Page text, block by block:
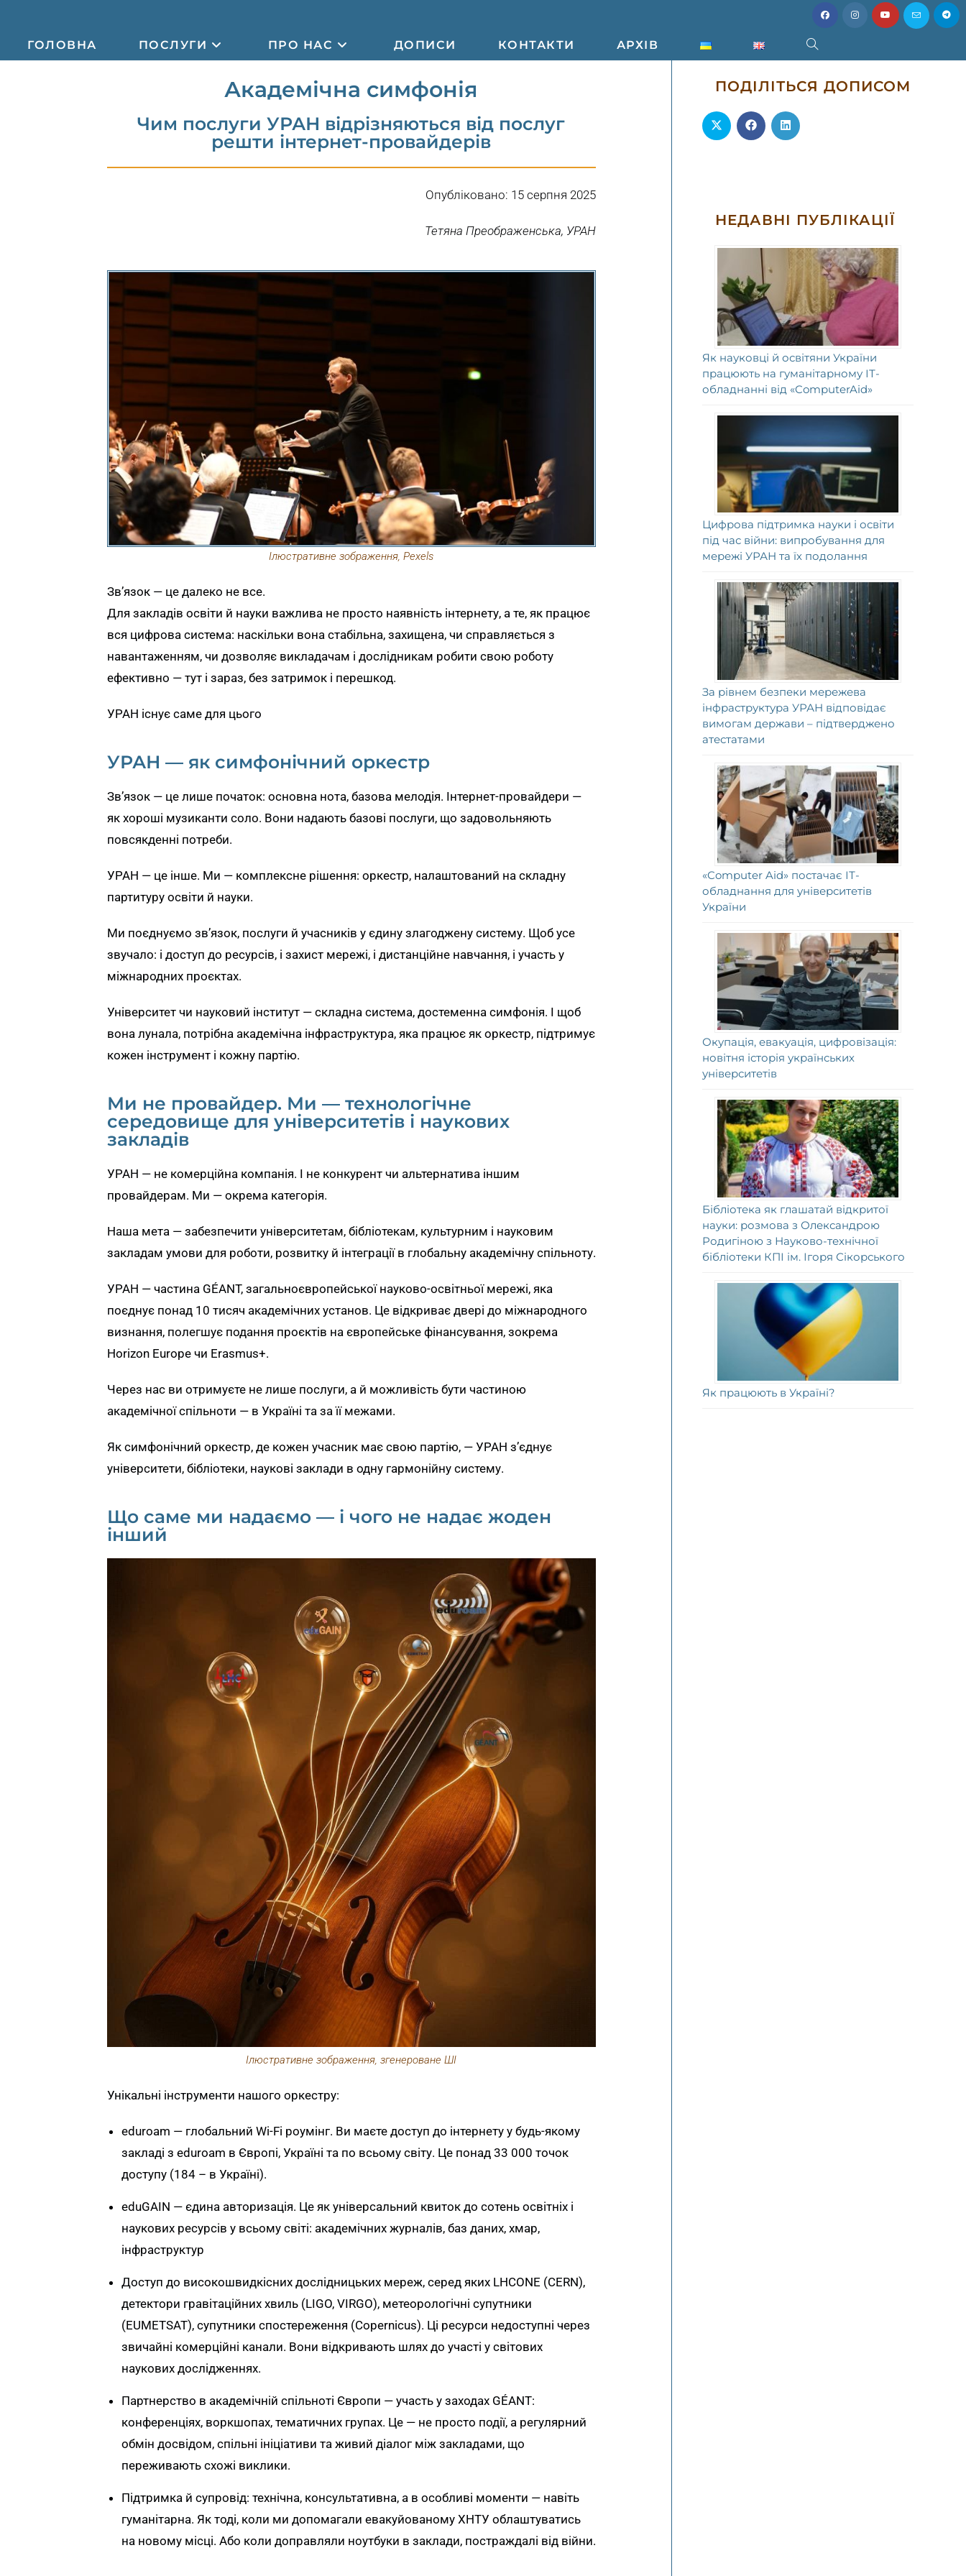
ГОЛОВНА ПОСЛУГИ ПРО НАС ДОПИСИ КОНТАКТИ АРХІВ
Академічна симфонія
Чим послуги УРАН відрізняються від послуг
решти інтернет-провайдерів
Опубліковано: 15 серпня 2025
Тетяна Преображенська, УРАН
Ілюстративне зображення, Pexels
Зв’язок — це далеко не все.
Для закладів освіти й науки важлива не просто наявність інтернету, а те, як працює
вся цифрова система: наскільки вона стабільна, захищена, чи справляється з
навантаженням, чи дозволяє викладачам і дослідникам робити свою роботу
ефективно — тут і зараз, без затримок і перешкод.
УРАН існує саме для цього
УРАН — як симфонічний оркестр
Зв’язок — це лише початок: основна нота, базова мелодія. Інтернет-провайдери —
як хороші музиканти соло. Вони надають базові послуги, що задовольняють
повсякденні потреби.
УРАН — це інше. Ми — комплексне рішення: оркестр, налаштований на складну
партитуру освіти й науки.
Ми поєднуємо зв’язок, послуги й учасників у єдину злагоджену систему. Щоб усе
звучало: і доступ до ресурсів, і захист мережі, і дистанційне навчання, і участь у
міжнародних проєктах.
Університет чи науковий інститут — складна система, достеменна симфонія. І щоб
вона лунала, потрібна академічна інфраструктура, яка працює як оркестр, підтримує
кожен інструмент і кожну партію.
Ми не провайдер. Ми — технологічне
середовище для університетів і наукових
закладів
УРАН — не комерційна компанія. І не конкурент чи альтернатива іншим
провайдерам. Ми — окрема категорія.
Наша мета — забезпечити університетам, бібліотекам, культурним і науковим
закладам умови для роботи, розвитку й інтеграції в глобальну академічну спільноту.
УРАН — частина GÉANT, загальноєвропейської науково-освітньої мережі, яка
поєднує понад 10 тисяч академічних установ. Це відкриває двері до міжнародного
визнання, полегшує подання проєктів на європейське фінансування, зокрема
Horizon Europe чи Erasmus+.
Через нас ви отримуєте не лише послуги, а й можливість бути частиною
академічної спільноти — в Україні та за її межами.
Як симфонічний оркестр, де кожен учасник має свою партію, — УРАН з’єднує
університети, бібліотеки, наукові заклади в одну гармонійну систему.
Що саме ми надаємо — і чого не надає жоден
інший
Ілюстративне зображення, згенероване ШІ
Унікальні інструменти нашого оркестру:
eduroam — глобальний Wi-Fi роумінг. Ви маєте доступ до інтернету у будь-якому
закладі з eduroam в Європі, Україні та по всьому світу. Це понад 33 000 точок
доступу (184 – в Україні).
eduGAIN — єдина авторизація. Це як універсальний квиток до сотень освітніх і
наукових ресурсів у всьому світі: академічних журналів, баз даних, хмар,
інфраструктур
Доступ до високошвидкісних дослідницьких мереж, серед яких LHCONE (CERN),
детектори гравітаційних хвиль (LIGO, VIRGO), метеорологічні супутники
(EUMETSAT), супутники спостереження (Copernicus). Ці ресурси недоступні через
звичайні комерційні канали. Вони відкривають шлях до участі у світових
наукових дослідженнях.
Партнерство в академічній спільноті Європи — участь у заходах GÉANT:
конференціях, воркшопах, тематичних групах. Це — не просто події, а регулярний
обмін досвідом, спільні ініціативи та живий діалог між закладами, що
переживають схожі виклики.
Підтримка й супровід: технічна, консультативна, а в особливі моменти — навіть
гуманітарна. Як тоді, коли ми допомагали евакуйованому ХНТУ облаштуватись
на новому місці. Або коли доправляли ноутбуки в заклади, постраждалі від війни.
ПОДІЛІТЬСЯ ДОПИСОМ
НЕДАВНІ ПУБЛІКАЦІЇ
Як науковці й освітяни України
працюють на гуманітарному ІТ-
обладнанні від «ComputerAid»
Цифрова підтримка науки і освіти
під час війни: випробування для
мережі УРАН та їх подолання
За рівнем безпеки мережева
інфраструктура УРАН відповідає
вимогам держави – підтверджено
атестатами
«Computer Aid» постачає ІТ-
обладнання для університетів
України
Окупація, евакуація, цифровізація:
новітня історія українських
університетів
Бібліотека як глашатай відкритої
науки: розмова з Олександрою
Родигіною з Науково-технічної
бібліотеки КПІ ім. Ігоря Сікорського
Як працюють в Україні?